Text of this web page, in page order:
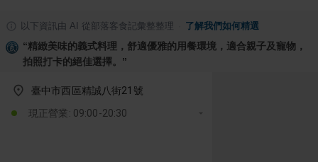
以下資訊由 AI 從部落客食記彙整整理 了解我們如何精選
“精緻美味的義式料理，舒適優雅的用餐環境，適合親子及寵物，
拍照打卡的絕佳選擇。 ”
臺中市西區精誠八街21號
現正營業: 09:00-20:30